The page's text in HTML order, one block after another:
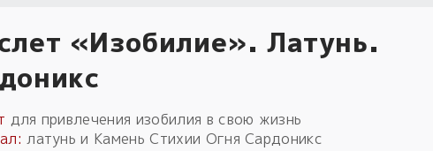
«Изобилие». Латунь.
для привлечения изобилия в свою жизнь
латунь и Камень Стихии Огня Сардоникс